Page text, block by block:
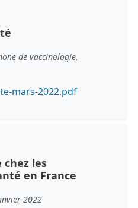
de vaccinologie,
mars-2022.pdf
les
en France
2022